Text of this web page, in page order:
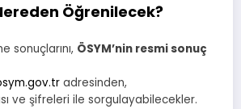
Öğrenilecek?
sonuçlarını, ÖSYM’nin resmi sonuç
adresinden,
ve şifreleri ile sorgulayabilecekler.